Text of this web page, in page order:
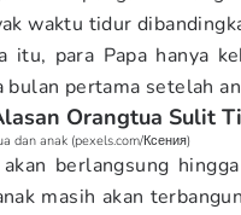
waktu tidur
itu, para Papa hanya
bulan pertama setelah
Orangtua Sulit
dan anak (pexels.com/Ксения)
berlangsung
masih akan